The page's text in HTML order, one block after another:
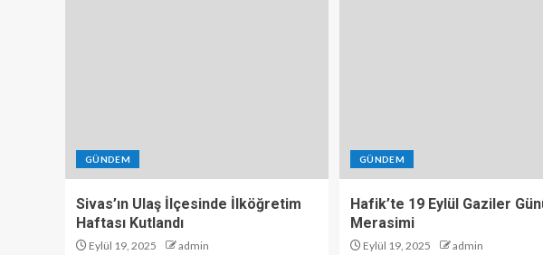
GÜNDEM
Sivas’ın Ulaş İlçesinde İlköğretim
Haftası Kutlandı
Eylül 19, 2025 admin
GÜNDEM
Hafik’te 19 Eylül Gaziler
Merasimi
Eylül 19, 2025 admin